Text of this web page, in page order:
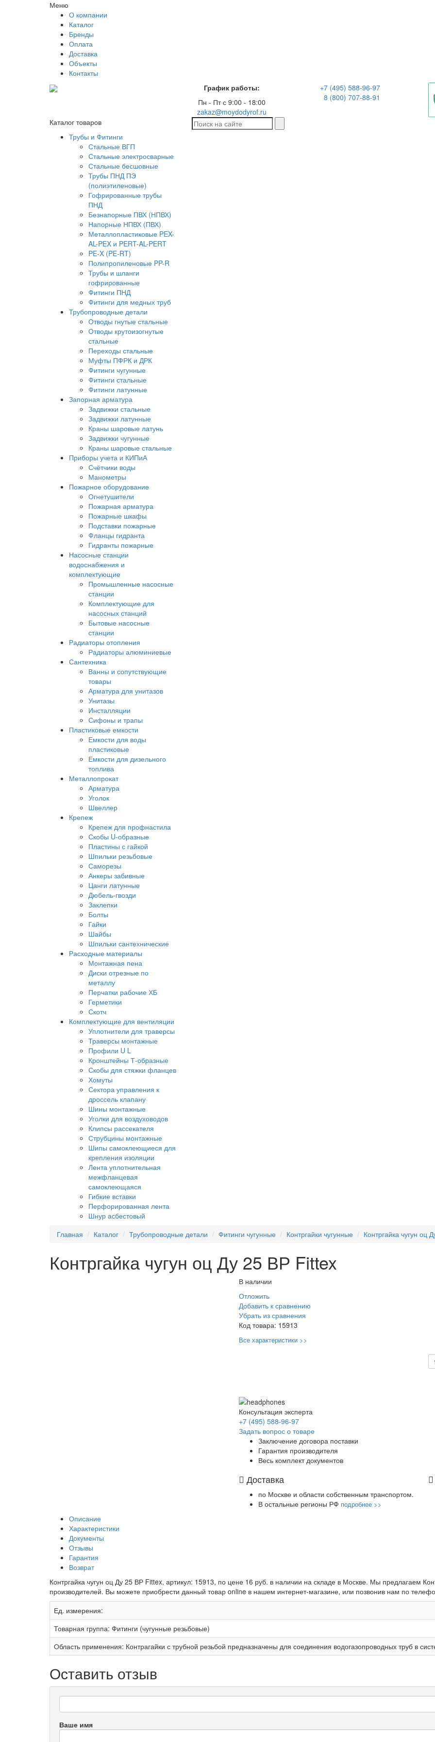
Меню
О компании
Каталог
Бренды
Оплата
Доставка
Объекты
Контакты
График работы:
Пн - Пт с 9:00 - 18:00
zakaz@moydodyrof.ru
+7 (495) 588-96-97
8 (800) 707-88-91
Каталог товаров
Трубы и Фитинги
Стальные ВГП
Стальные электросварные
Стальные бесшовные
Трубы ПНД ПЭ
(полиэтиленовые)
Гофрированные трубы
ПНД
Безнапорные ПВХ (НПВХ)
Напорные НПВХ (ПВХ)
Металлопластиковые PEX-
AL-PEX и PERT-AL-PERT
PE-X (PE-RT)
Полипропиленовые PP-R
Трубы и шланги
гофрированные
Фитинги ПНД
Фитинги для медных труб
Трубопроводные детали
Отводы гнутые стальные
Отводы крутоизогнутые
стальные
Переходы стальные
Муфты ПФРК и ДРК
Фитинги чугунные
Фитинги стальные
Фитинги латунные
Запорная арматура
Задвижки стальные
Задвижки латунные
Краны шаровые латунь
Задвижки чугунные
Краны шаровые стальные
Приборы учета и КИПиА
Счётчики воды
Манометры
Пожарное оборудование
Огнетушители
Пожарная арматура
Пожарные шкафы
Подставки пожарные
Фланцы гидранта
Гидранты пожарные
Насосные станции
водоснабжения и
комплектующие
Промышленные насосные
станции
Комплектующие для
насосных станций
Бытовые насосные
станции
Радиаторы отопления
Радиаторы алюминиевые
Сантехника
Ванны и сопутствующие
товары
Арматура для унитазов
Унитазы
Инсталляции
Сифоны и трапы
Пластиковые емкости
Емкости для воды
пластиковые
Емкости для дизельного
топлива
Металлопрокат
Арматура
Уголок
Швеллер
Крепеж
Крепеж для профнастила
Скобы U-образные
Пластины с гайкой
Шпильки резьбовые
Саморезы
Анкеры забивные
Цанги латунные
Дюбель-гвозди
Заклепки
Болты
Гайки
Шайбы
Шпильки сантехнические
Расходные материалы
Монтажная пена
Диски отрезные по
металлу
Перчатки рабочие ХБ
Герметики
Скотч
Комплектующие для вентиляции
Уплотнители для траверсы
Траверсы монтажные
Профили U L
Кронштейны Т-образные
Скобы для стяжки фланцев
Хомуты
Сектора управления к
дроссель клапану
Шины монтажные
Уголки для воздуховодов
Клипсы рассекателя
Струбцины монтажные
Шипы самоклеющиеся для
крепления изоляции
Лента уплотнительная
межфланцевая
самоклеющаяся
Гибкие вставки
Перфорированная лента
Шнур асбестовый
Главная Каталог Трубопроводные детали Фитинги чугунные Контргайки чугунные Контргайка чугун оц
Контргайка чугун оц Ду 25 ВР Fittex
В наличии
Отложить
Добавить к сравнению
Убрать из сравнения
Код товара: 15913
Все характеристики >>
Консультация эксперта
+7 (495) 588-96-97
Задать вопрос о товаре
Заключение договора поставки
Гарантия производителя
Весь комплект документов
Доставка
по Москве и области собственным транспортом.
В остальные регионы РФ подробнее >>
Описание
Характеристики
Документы
Отзывы
Гарантия
Возврат
Контргайка чугун оц Ду 25 ВР Fittex, артикул: 15913, по цене 16 руб. в наличии на складе в Москве. Мы предлагаем
производителей. Вы можете приобрести данный товар online в нашем интернет-магазине, или позвонив нам по
Ед. измерения:
Товарная группа: Фитинги (чугунные резьбовые)
Область применения: Контрагайки с трубной резьбой предназначены для соединения водогазопроводных труб в
Оставить отзыв
Ваше имя